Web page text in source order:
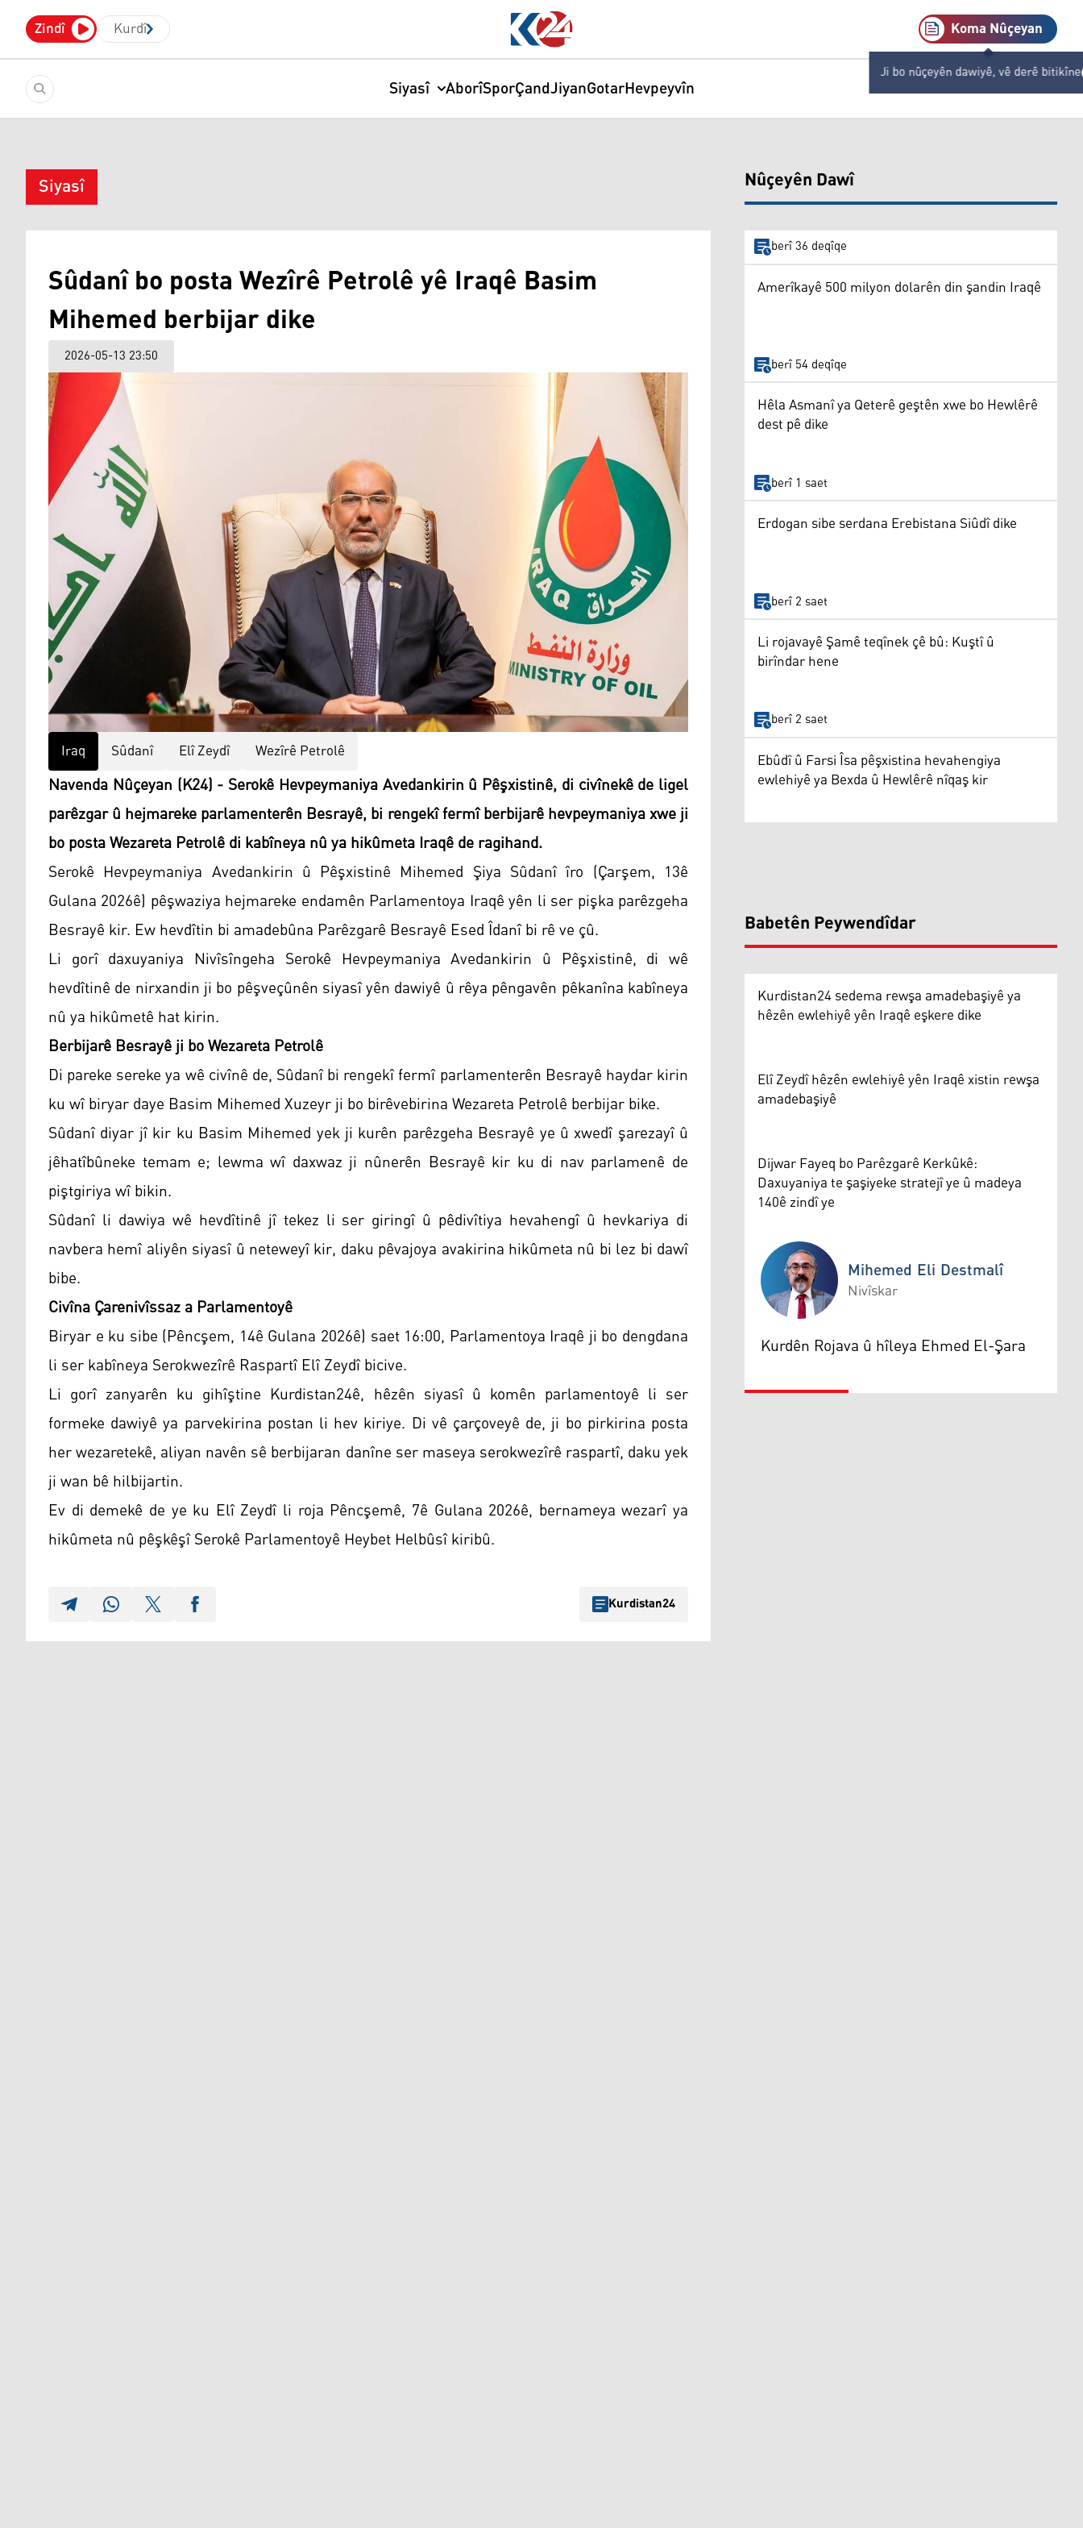
Zindî Kurdî Koma Nûçeyan
Ji bo nûçeyên dawiyê, vê derê bitikîne
Siyasî AborîSporÇandJiyanGotarHevpeyvîn
Siyasî
Sûdanî bo posta Wezîrê Petrolê yê Iraqê Basim
Mihemed berbijar dike
2026-05-13 23:50
Iraq Sûdanî Elî Zeydî Wezîrê Petrolê
Navenda Nûçeyan (K24) - Serokê Hevpeymaniya Avedankirin û Pêşxistinê, di civînekê de ligel
parêzgar û hejmareke parlamenterên Besrayê, bi rengekî fermî berbijarê hevpeymaniya xwe ji
bo posta Wezareta Petrolê di kabîneya nû ya hikûmeta Iraqê de ragihand.
Serokê Hevpeymaniya Avedankirin û Pêşxistinê Mihemed Şiya Sûdanî îro (Çarşem, 13ê
Gulana 2026ê) pêşwaziya hejmareke endamên Parlamentoya Iraqê yên li ser pişka parêzgeha
Besrayê kir. Ew hevdîtin bi amadebûna Parêzgarê Besrayê Esed Îdanî bi rê ve çû.
Li gorî daxuyaniya Nivîsîngeha Serokê Hevpeymaniya Avedankirin û Pêşxistinê, di wê
hevdîtinê de nirxandin ji bo pêşveçûnên siyasî yên dawiyê û rêya pêngavên pêkanîna kabîneya
nû ya hikûmetê hat kirin.
Berbijarê Besrayê ji bo Wezareta Petrolê
Di pareke sereke ya wê civînê de, Sûdanî bi rengekî fermî parlamenterên Besrayê haydar kirin
ku wî biryar daye Basim Mihemed Xuzeyr ji bo birêvebirina Wezareta Petrolê berbijar bike.
Sûdanî diyar jî kir ku Basim Mihemed yek ji kurên parêzgeha Besrayê ye û xwedî şarezayî û
jêhatîbûneke temam e; lewma wî daxwaz ji nûnerên Besrayê kir ku di nav parlamenê de
piştgiriya wî bikin.
Sûdanî li dawiya wê hevdîtinê jî tekez li ser giringî û pêdivîtiya hevahengî û hevkariya di
navbera hemî aliyên siyasî û neteweyî kir, daku pêvajoya avakirina hikûmeta nû bi lez bi dawî
bibe.
Civîna Çarenivîssaz a Parlamentoyê
Biryar e ku sibe (Pêncşem, 14ê Gulana 2026ê) saet 16:00, Parlamentoya Iraqê ji bo dengdana
li ser kabîneya Serokwezîrê Raspartî Elî Zeydî bicive.
Li gorî zanyarên ku gihîştine Kurdistan24ê, hêzên siyasî û komên parlamentoyê li ser
formeke dawiyê ya parvekirina postan li hev kiriye. Di vê çarçoveyê de, ji bo pirkirina posta
her wezaretekê, aliyan navên sê berbijaran danîne ser maseya serokwezîrê raspartî, daku yek
ji wan bê hilbijartin.
Ev di demekê de ye ku Elî Zeydî li roja Pêncşemê, 7ê Gulana 2026ê, bernameya wezarî ya
hikûmeta nû pêşkêşî Serokê Parlamentoyê Heybet Helbûsî kiribû.
Kurdistan24
Nûçeyên Dawî
berî 36 deqîqe
Amerîkayê 500 milyon dolarên din şandin Iraqê
berî 54 deqîqe
Hêla Asmanî ya Qeterê geştên xwe bo Hewlêrê
dest pê dike
berî 1 saet
Erdogan sibe serdana Erebistana Siûdî dike
berî 2 saet
Li rojavayê Şamê teqînek çê bû: Kuştî û
birîndar hene
berî 2 saet
Ebûdî û Farsi Îsa pêşxistina hevahengiya
ewlehiyê ya Bexda û Hewlêrê nîqaş kir
Babetên Peywendîdar
Kurdistan24 sedema rewşa amadebaşiyê ya
hêzên ewlehiyê yên Iraqê eşkere dike
Elî Zeydî hêzên ewlehiyê yên Iraqê xistin rewşa
amadebaşiyê
Dijwar Fayeq bo Parêzgarê Kerkûkê:
Daxuyaniya te şaşiyeke stratejî ye û madeya
140ê zindî ye
Mihemed Eli Destmalî
Mihemed Eli Destmalî
Nivîskar
Kurdên Rojava û hîleya Ehmed El-Şara